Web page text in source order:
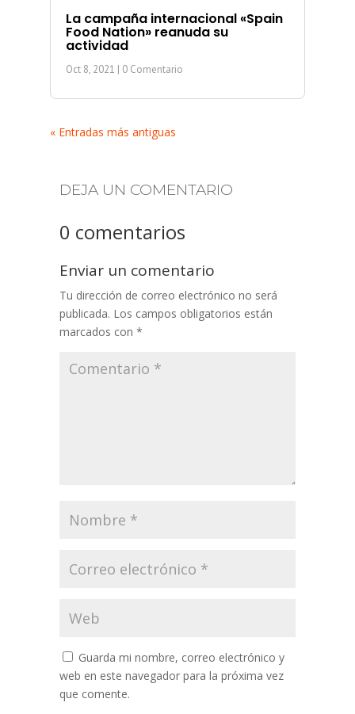
La campaña internacional «Spain
Food Nation» reanuda su
actividad
Oct 8, 2021 | 0 Comentario
« Entradas más antiguas
DEJA UN COMENTARIO
0 comentarios
Enviar un comentario
Tu dirección de correo electrónico no será
publicada. Los campos obligatorios están
marcados con *
Guarda mi nombre, correo electrónico y
web en este navegador para la próxima vez
que comente.